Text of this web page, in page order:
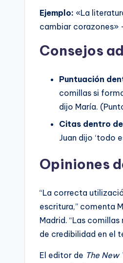
Ejemplo: «La
cambiar corazones»
Consejos
Puntuación
comillas si
dijo María.
Citas dentro
Juan dijo ‘todo
Opiniones
“La correcta
escritura,” comenta
Madrid. “Las
de credibilidad en el
El editor de The New